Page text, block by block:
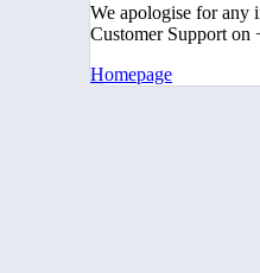
We apologise for any
Customer Support on
Homepage